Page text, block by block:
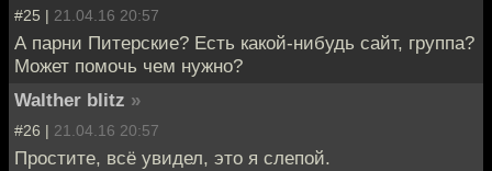
#25 | 21.04.16 20:57
А парни Питерские? Есть какой-нибудь сайт, группа?
Может помочь чем нужно?
Walther blitz »
#26 | 21.04.16 20:57
Простите, всё увидел, это я слепой.